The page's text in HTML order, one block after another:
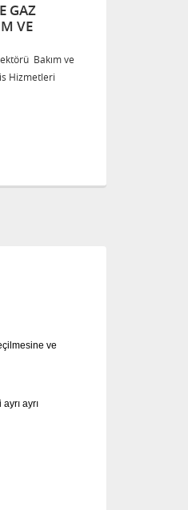
Bakım ve
ve
ayrı